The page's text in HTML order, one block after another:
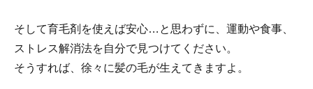
そして育毛剤を使えば安心…と思わずに、運動や食事、
ストレス解消法を自分で見つけてください。
そうすれば、徐々に髪の毛が生えてきますよ。